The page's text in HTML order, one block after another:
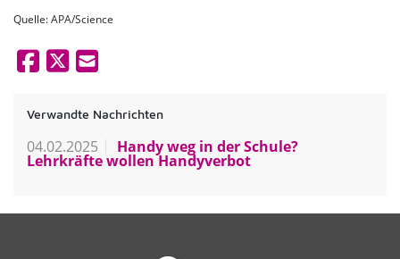
Quelle: APA/Science
Verwandte Nachrichten
04.02.2025 Handy weg in der Schule?
Lehrkräfte wollen Handyverbot